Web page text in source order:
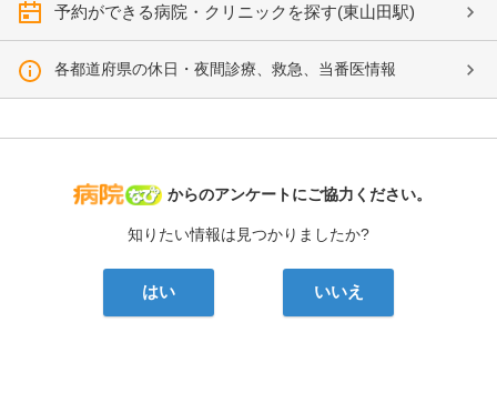
予約ができる病院・クリニックを探す(東山田駅)
各都道府県の休日・夜間診療、救急、当番医情報
病院なび
からのアンケートにご協力ください。
知りたい情報は見つかりましたか?
はい いいえ